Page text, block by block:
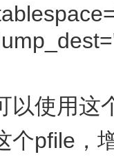
以使用这
个pfile，